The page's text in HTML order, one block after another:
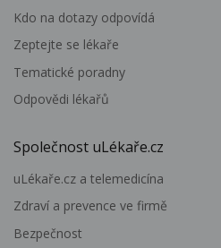
Kdo na dotazy odpovídá
Zeptejte se lékaře
Tematické poradny
Odpovědi lékařů
Společnost uLékaře.cz
uLékaře.cz a telemedicína
Zdraví a prevence ve firmě
Bezpečnost